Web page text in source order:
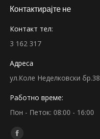
Контактирајте не
Контакт тел:
3 162 317
Адреса
ул.Коле Неделковски бр.38
Работно време:
Пон - Петок: 08:00 - 16:00
Find us on: